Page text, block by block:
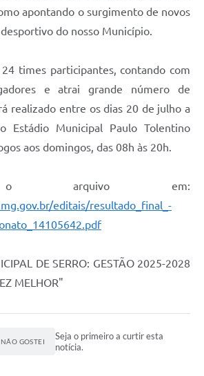
Publicações MROSC
Pública
apontando o surgimento de novos
do nosso Município.
times participantes, contando com
e atrai grande número de
realizado entre os dias 20 de julho a
Estádio Municipal Paulo Tolentino
aos domingos, das 08h às 20h.
o arquivo em:
editais/resultado_final_-
DE SERRO: GESTÃO 2025-2028
MELHOR"
NÃO GOSTEI
Seja o primeiro a curtir esta
notícia.